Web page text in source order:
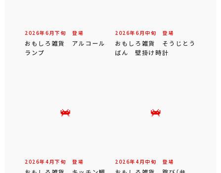
2026年6 月下旬 登場
おもしろ雑貨 アルコール
ランプ
2026年6 月中旬 登場
おもしろ雑貨 そうじとう
ばん 壁掛け時計
2026年4 月下旬 登場 2026年4 月中旬 登場